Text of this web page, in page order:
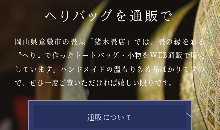
へりバッグを通販で
岡山県倉敷市の畳屋「猪木畳店」では、畳の縁を彩る
〝へり〟で作ったトートバッグ・小物をWEB通販で販売
しています。ハンドメイドの温もりある品ばかりですの
で、 ぜひ一度ご覧いただければ嬉しい限りです。
通販について